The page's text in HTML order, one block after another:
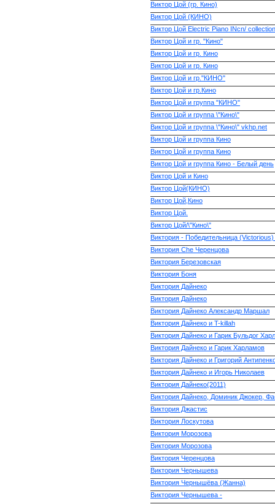
Виктор Цой (гр. Кино)
Виктор Цой (КИНО)
Виктор Цой Electric Piano INcn/ collection
Виктор Цой и гр. "Кино"
Виктор Цой и гр. Кино
Виктор Цой и гр. Кино
Виктор Цой и гр."КИНО"
Виктор Цой и гр.Кино
Виктор Цой и группа "КИНО"
Виктор Цой и группа \"Кино\"
Виктор Цой и группа \"Кино\" vkhp.net
Виктор Цой и группа Кино
Виктор Цой и группа Кино
Виктор Цой и группа Кино - Белый день
Виктор Цой и Кино
Виктор Цой(КИНО)
Виктор Цой,Кино
Виктор Цой.
Виктор Цой/\"Кино\"
Виктория - Победительница (Victorious)
Виктория Che Черенцова
Виктория Березовская
Виктория Боня
Виктория Дайнеко
Виктория Дайнеко
Виктория Дайнеко Александр Маршал
Виктория Дайнеко и T-killah
Виктория Дайнеко и Гарик Бульдог
Виктория Дайнеко и Гарик Харламов
Виктория Дайнеко и Григорий
Виктория Дайнеко и Игорь Николаев
Виктория Дайнеко(2011)
Виктория Дайнеко, Доминик Джокер,
Виктория Джастис
Виктория Лоскутова
Виктория Морозова
Виктория Морозова
Виктория Черенцова
Виктория Чернышева
Виктория Чернышёва (Жанна)
Виктория Чернышева -